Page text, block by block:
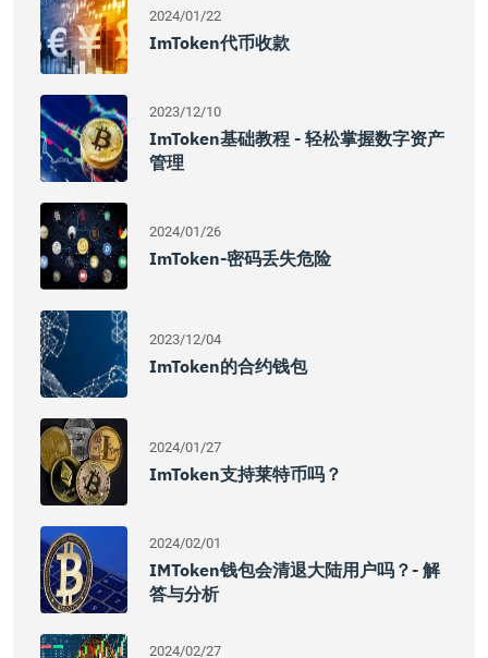
2024/01/22
ImToken代币收款
2023/12/10
ImToken基础教程 - 轻松掌握数字资产
管理
2024/01/26
ImToken-密码丢失危险
2023/12/04
ImToken的合约钱包
2024/01/27
ImToken支持莱特币吗？
2024/02/01
IMToken钱包会清退大陆用户吗？- 解
答与分析
2024/02/27